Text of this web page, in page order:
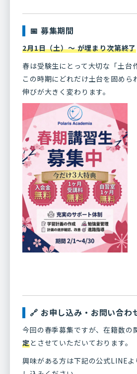
📅 募集期間
2月1日（土）〜 が埋まり次第終了
春は受験生にとって大切な「土台
この時期にどれだけ土台を固めら
伸びが大きく変わります。
🔗 お申し込み・お問い合わ
今回の春季募集ですが、在籍数の
定とさせていただいております。
興味がある方は下記の公式LINEよ